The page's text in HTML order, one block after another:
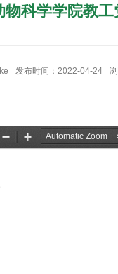
科学学院教工
发布时间：2022-04-24